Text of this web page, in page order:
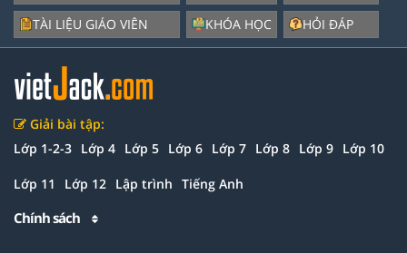
TÀI LIỆU GIÁO VIÊN
KHÓA HỌC
HỎI ĐÁP
Giải bài tập:
Lớp 1-2-3 Lớp 4 Lớp 5 Lớp 6 Lớp 7 Lớp 8 Lớp 9 Lớp 10
Lớp 11 Lớp 12 Lập trình Tiếng Anh
Chính sách